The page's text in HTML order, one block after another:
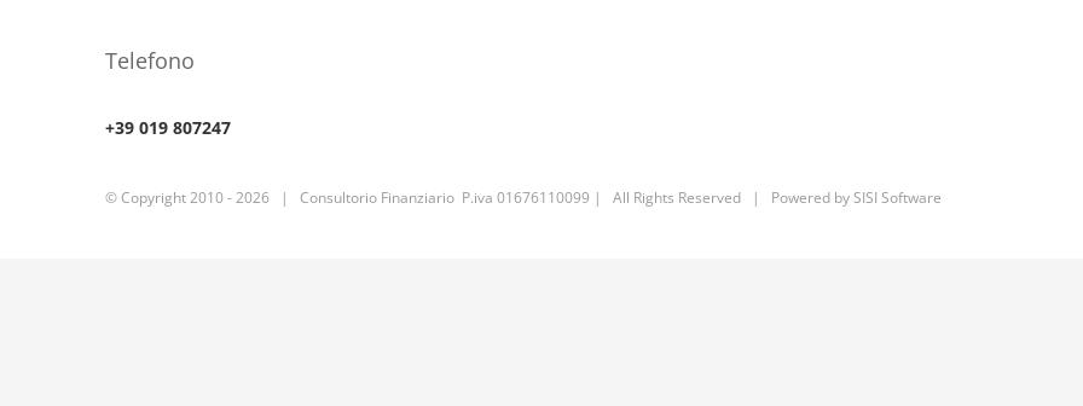
Telefono
+39 019 807247
© Copyright 2010 -2026 | Consultorio Finanziario P.iva 01676110099 | All Rights Reserved | Powered bySISI Software